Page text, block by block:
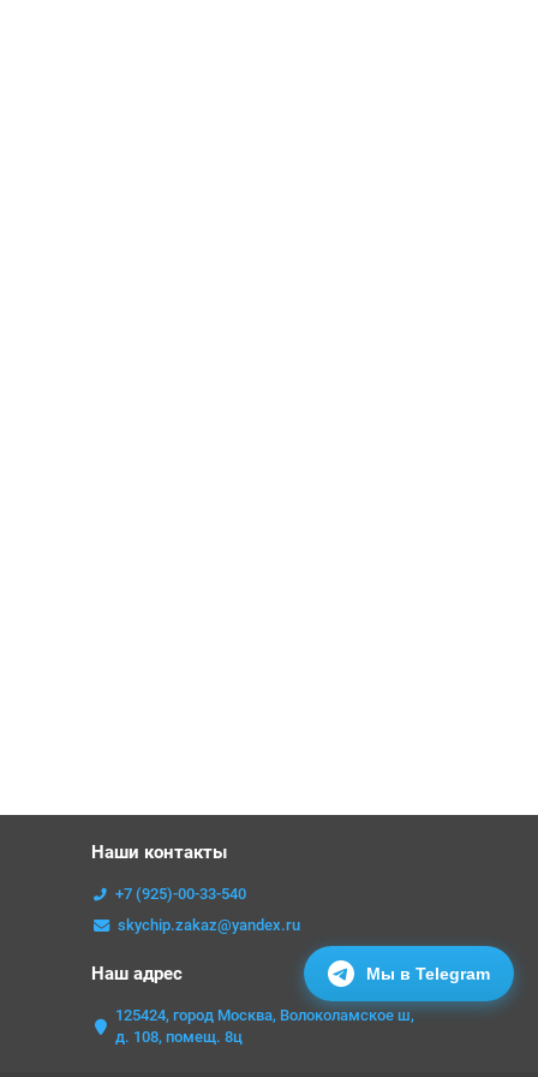
Мы в Telegram
Наши контакты
+7 (925)-00-33-540
skychip.zakaz@yandex.ru
Наш адрес
125424, город Москва, Волоколамское ш,
д. 108, помещ. 8ц